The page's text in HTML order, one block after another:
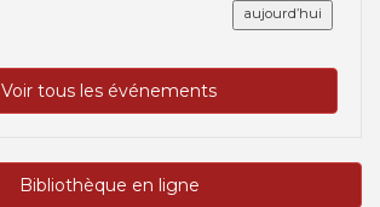
aujourd’hui
Voir tous les événements
Bibliothèque en ligne